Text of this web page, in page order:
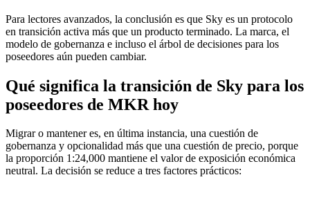
Para lectores avanzados, la conclusión es que Sky es un protocolo
en transición activa más que un producto terminado. La marca, el
modelo de gobernanza e incluso el árbol de decisiones para los
poseedores aún pueden cambiar.
Qué significa la transición de Sky para los
poseedores de MKR hoy
Migrar o mantener es, en última instancia, una cuestión de
gobernanza y opcionalidad más que una cuestión de precio, porque
la proporción 1:24,000 mantiene el valor de exposición económica
neutral. La decisión se reduce a tres factores prácticos: